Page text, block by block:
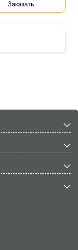
Заказать